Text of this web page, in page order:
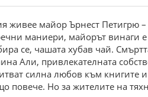
майор Ърнест Петигрю
маниери, майорът винаги
се, чашата хубав чай.
Али, привлекателната
силна любов към
повече. Но за жителите на